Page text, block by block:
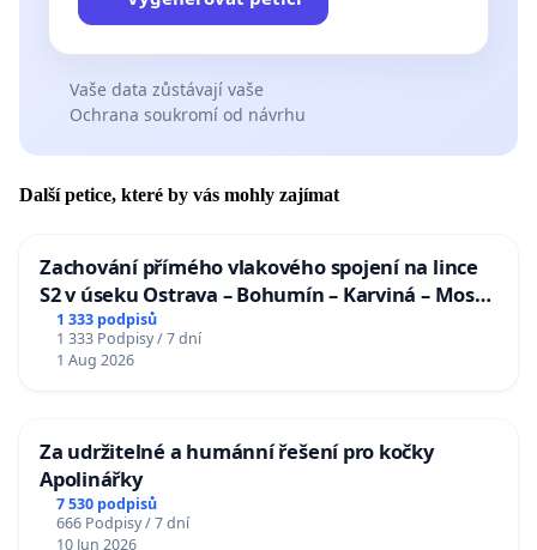
Vaše data zůstávají vaše
Ochrana soukromí od návrhu
Další petice, které by vás mohly zajímat
Zachování přímého vlakového spojení na lince
S2 v úseku Ostrava – Bohumín – Karviná – Mosty
u Jablunkova
1 333 podpisů
1 333 Podpisy / 7 dní
1 Aug 2026
Za udržitelné a humánní řešení pro kočky
Apolinářky
7 530 podpisů
666 Podpisy / 7 dní
10 Jun 2026